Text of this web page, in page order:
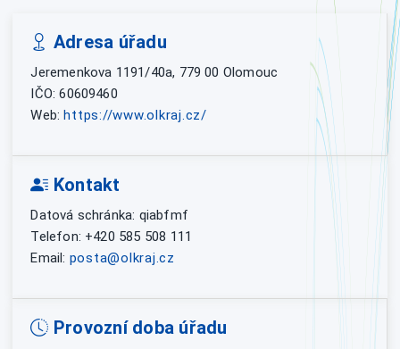
Adresa úřadu
Jeremenkova 1191/40a, 779 00 Olomouc
IČO: 60609460
Web: https://www.olkraj.cz/
Kontakt
Datová schránka: qiabfmf
Telefon: +420 585 508 111
Email: posta@olkraj.cz
Provozní doba úřadu